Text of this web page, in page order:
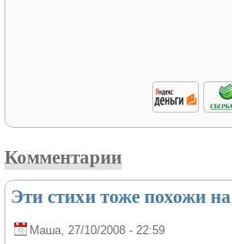
Комментарии
Эти стихи тоже похожи на
Маша , 27/10/2008 - 22:59